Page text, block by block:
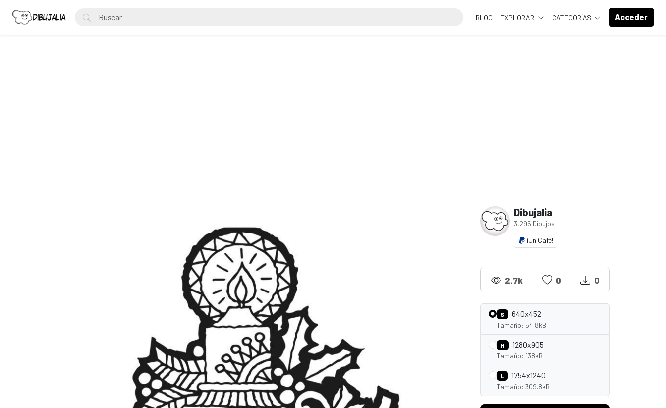
BLOG EXPLORAR CATEGORÍAS Acceder
Dibujalia
3,295 Dibujos
¡Un Café!
2.7k 0 0
S 640x452
Tamaño: 54.8kB
M 1280x905
Tamaño: 138kB
L 1754x1240
Tamaño: 309.8kB